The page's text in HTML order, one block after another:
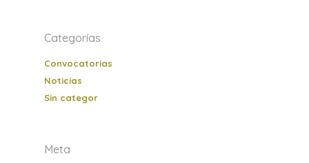
Categorías
Convocatorias
Noticias
Sin categor
Meta